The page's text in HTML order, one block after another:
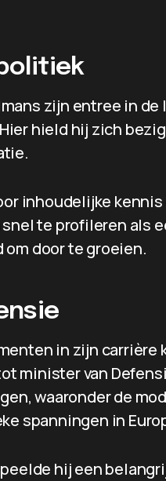
zijn entree in
hield hij zich
inhoudelijke
te profileren als
om door te groeien.
in zijn carrière
minister van
waaronder de
spanningen in
hij een